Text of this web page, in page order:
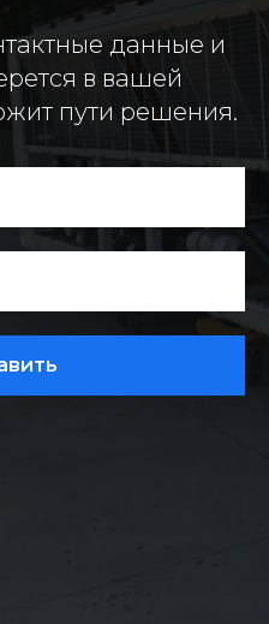
данные и
в вашей
пути решения.